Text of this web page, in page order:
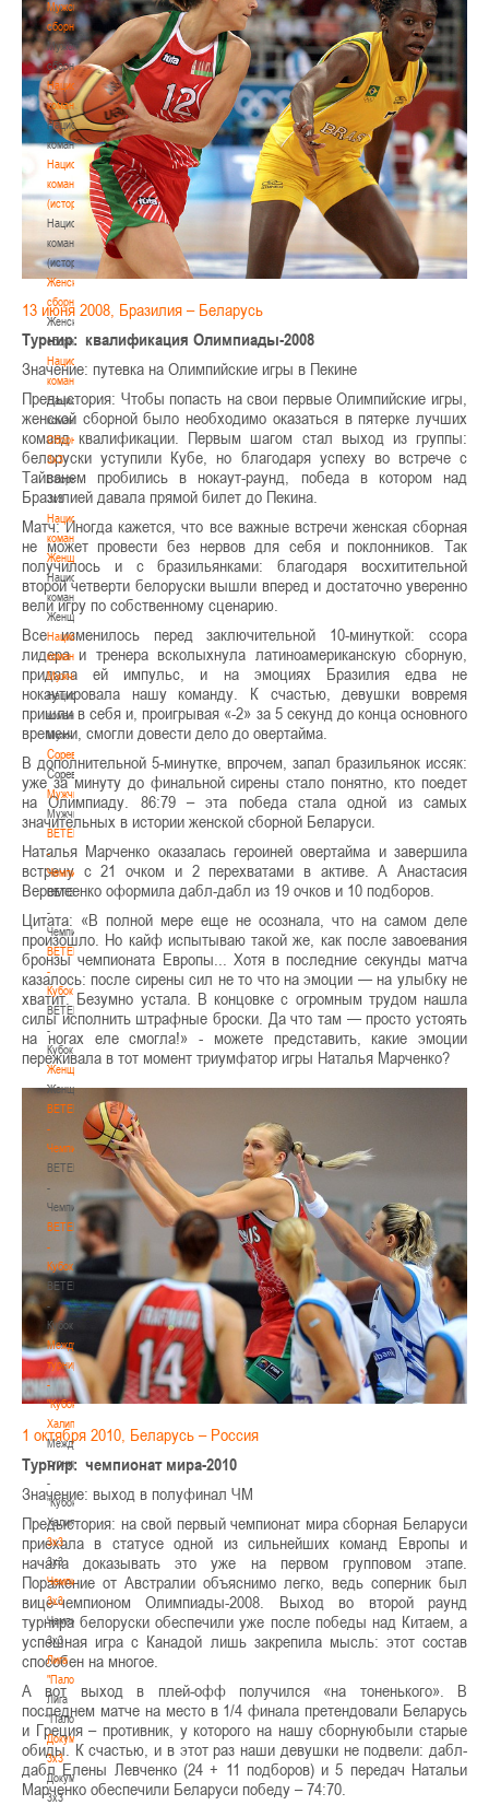
Мужские
сборные
Мужские
сборные
Национальная
команда
Национальная
команда
Национальная
команда
(история)
Национальная
команда
(история)
Женские
сборные
Женские
сборные
Национальная
команда
Национальная
команда
Сборные
3х3
Сборные
3х3
Национальная
команда.
Женщины
Национальная
команда.
Женщины
Национальная
команда.
Мужчины
Национальная
команда.
Мужчины
Соревнования
Соревнования
Мужчины
Мужчины
BETERA
-
Чемпионат
BETERA
-
Чемпионат
BETERA
-
Кубок
BETERA
-
Кубок
Женщины
Женщины
BETERA
-
Чемпионат
BETERA
-
Чемпионат
BETERA
-
Кубок
BETERA
-
Кубок
Международный
турнир
-
"Кубок
Халипского"
Международный
турнир
-
"Кубок
Халипского"
3x3
3x3
Чемпионат
3х3
Чемпионат
3х3
Лига
"Палова"
Лига
"Палова"
Документы
3х3
Документы
3х3
13 июня 2008, Бразилия – Беларусь
Турнир: квалификация Олимпиады-2008
Значение: путевка на Олимпийские игры в Пекине
Предыстория: Чтобы попасть на свои первые Олимпийские игры,
женской сборной было необходимо оказаться в пятерке лучших
команд квалификации. Первым шагом стал выход из группы:
белоруски уступили Кубе, но благодаря успеху во встрече с
Тайванем пробились в нокаут-раунд, победа в котором над
Бразилией давала прямой билет до Пекина.
Матч: Иногда кажется, что все важные встречи женская сборная
не может провести без нервов для себя и поклонников. Так
получилось и с бразильянками: благодаря восхитительной
второй четверти белоруски вышли вперед и достаточно уверенно
вели игру по собственному сценарию.
Все изменилось перед заключительной 10-минуткой: ссора
лидера и тренера всколыхнула латиноамериканскую сборную,
придала ей импульс, и на эмоциях Бразилия едва не
нокаутировала нашу команду. К счастью, девушки вовремя
пришли в себя и, проигрывая «-2» за 5 секунд до конца основного
времени, смогли довести дело до овертайма.
В дополнительной 5-минутке, впрочем, запал бразильянок иссяк:
уже за минуту до финальной сирены стало понятно, кто поедет
на Олимпиаду. 86:79 – эта победа стала одной из самых
значительных в истории женской сборной Беларуси.
Наталья Марченко оказалась героиней овертайма и завершила
встречу с 21 очком и 2 перехватами в активе. А Анастасия
Веремеенко оформила дабл-дабл из 19 очков и 10 подборов.
Цитата: «В полной мере еще не осознала, что на самом деле
произошло. Но кайф испытываю такой же, как после завоевания
бронзы чемпионата Европы... Хотя в последние секунды матча
казалось: после сирены сил не то что на эмоции — на улыбку не
хватит. Безумно устала. В концовке с огромным трудом нашла
силы исполнить штрафные броски. Да что там — просто устоять
на ногах еле смогла!» - можете представить, какие эмоции
переживала в тот момент триумфатор игры Наталья Марченко?
1 октября 2010, Беларусь – Россия
Турнир: чемпионат мира-2010
Значение: выход в полуфинал ЧМ
Предыстория: на свой первый чемпионат мира сборная Беларуси
приехала в статусе одной из сильнейших команд Европы и
начала доказывать это уже на первом групповом этапе.
Поражение от Австралии объяснимо легко, ведь соперник был
вице-чемпионом Олимпиады-2008. Выход во второй раунд
турнира белоруски обеспечили уже после победы над Китаем, а
успешная игра с Канадой лишь закрепила мысль: этот состав
способен на многое.
А вот выход в плей-офф получился «на тоненького». В
последнем матче на место в 1/4 финала претендовали Беларусь
и Греция – противник, у которого на нашу сборнуюбыли старые
обиды. К счастью, и в этот раз наши девушки не подвели: дабл-
дабл Елены Левченко (24 + 11 подборов) и 5 передач Натальи
Марченко обеспечили Беларуси победу – 74:70.